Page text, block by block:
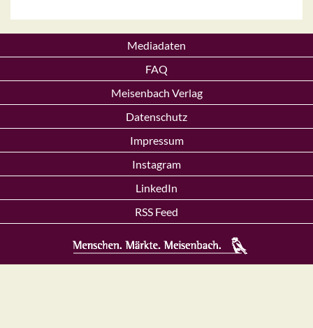
Mediadaten
FAQ
Meisenbach Verlag
Datenschutz
Impressum
Instagram
LinkedIn
RSS Feed